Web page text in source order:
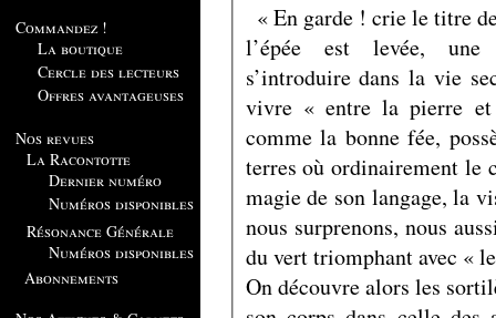
Commandez !
La boutique
Cercle des lecteurs
Offres avantageuses
Nos revues
La Racontotte
Dernier numéro
Numéros disponibles
Résonance Générale
Numéros disponibles
Abonnements
« En garde ! crie le titre
l’épée est levée,
s’introduire dans la vie
vivre « entre la pierre
comme la bonne fée,
terres où ordinairement le
magie de son langage, la
nous surprenons, nous
du vert triomphant avec «
On découvre alors les